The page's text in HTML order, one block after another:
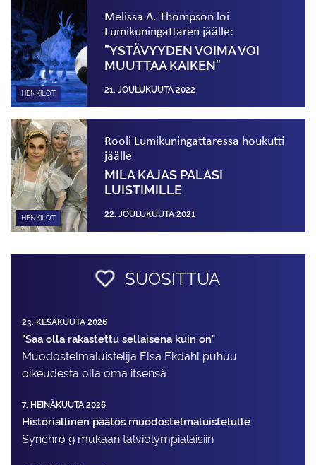
HENKILÖT
Melissa A. Thompson loi
Lumikuningattaren jäälle:
”YSTÄVYYDEN VOIMA VOI
MUUTTAA KAIKEN”
21. JOULUKUUTA 2022
HENKILÖT
Rooli Lumikuningattaressa houkutti
jäälle
MILA KAJAS PALASI
LUISTIMILLE
22. JOULUKUUTA 2021
SUOSITTUA
23. KESÄKUUTA 2026
"Saa olla rakastettu sellaisena kuin on"
Muodostelma­luistelija Elsa Ekdahl puhuu
oikeudesta olla oma itsensä
7. HEINÄKUUTA 2026
Historiallinen päätös muodostelmaluistelulle
Synchro 9 mukaan talviolympialaisiin